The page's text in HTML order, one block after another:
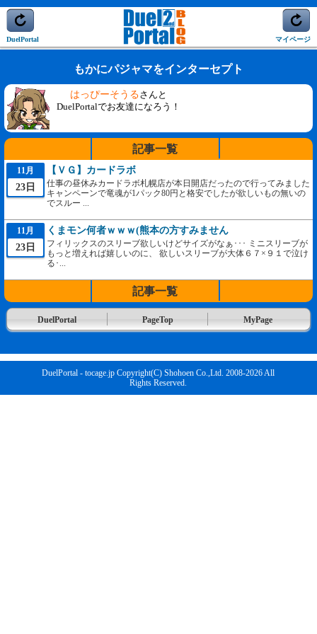
DuelPortal マイページ
もかにパジャマをインターセプト
はっぴーそうるさんと
DuelPortalでお友達になろう！
記事一覧
11月
23日
【ＶＧ】カードラボ
仕事の昼休みカードラボ札幌店が本日開店だったので行ってみました
キャンペーンで竜魂が1パック80円と格安でしたが欲しいもの無いの
でスルー ...
11月
23日
くまモン何者ｗｗｗ(熊本の方すみません
フィリックスのスリーブ欲しいけどサイズがなぁ･･･ ミニスリーブが
もっと増えれば嬉しいのに、 欲しいスリーブが大体６７×９１で泣け
る･...
記事一覧
DuelPortal PageTop MyPage
DuelPortal - tocage.jp Copyright(C) Shohoen Co.,Ltd. 2008-2026 All
Rights Reserved.